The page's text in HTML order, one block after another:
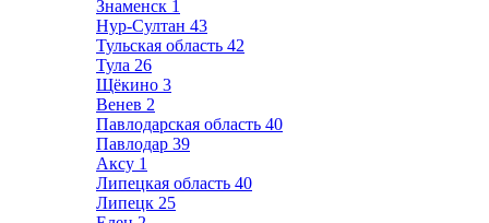
Знаменск 1
Нур-Султан 43
Тульская область 42
Тула 26
Щёкино 3
Венев 2
Павлодарская область 40
Павлодар 39
Аксу 1
Липецкая область 40
Липецк 25